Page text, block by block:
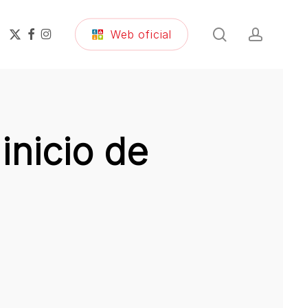
x-
twitter
facebook
instagram Web oficial search
de